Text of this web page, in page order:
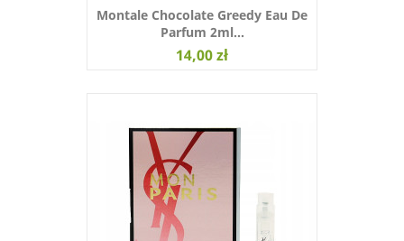
Montale Chocolate Greedy Eau De
Parfum 2ml...
14,00 zł